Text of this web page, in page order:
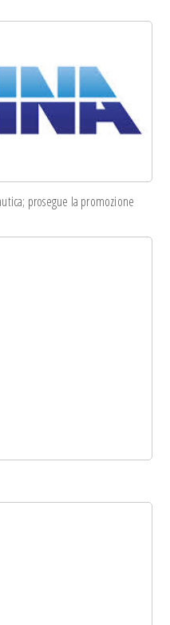
prosegue la promozione